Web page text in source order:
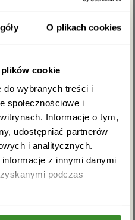
O plikach cookies
cookie
do wybranych treści i
społecznościowe i
Informacje o tym,
udostępniać partnerów
i analitycznych.
z innymi danymi
podczas
się z polityką prywatności
-5%
i zgarnij
zgodę na
danych osobowych